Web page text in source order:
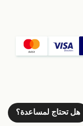
هل تحتاج لمساعدة؟